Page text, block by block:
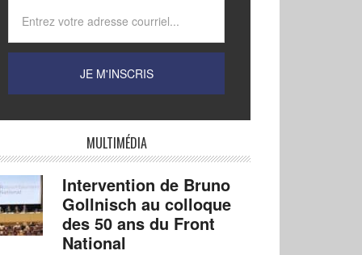
MULTIMÉDIA
Intervention de Bruno
Gollnisch au colloque
des 50 ans du Front
National